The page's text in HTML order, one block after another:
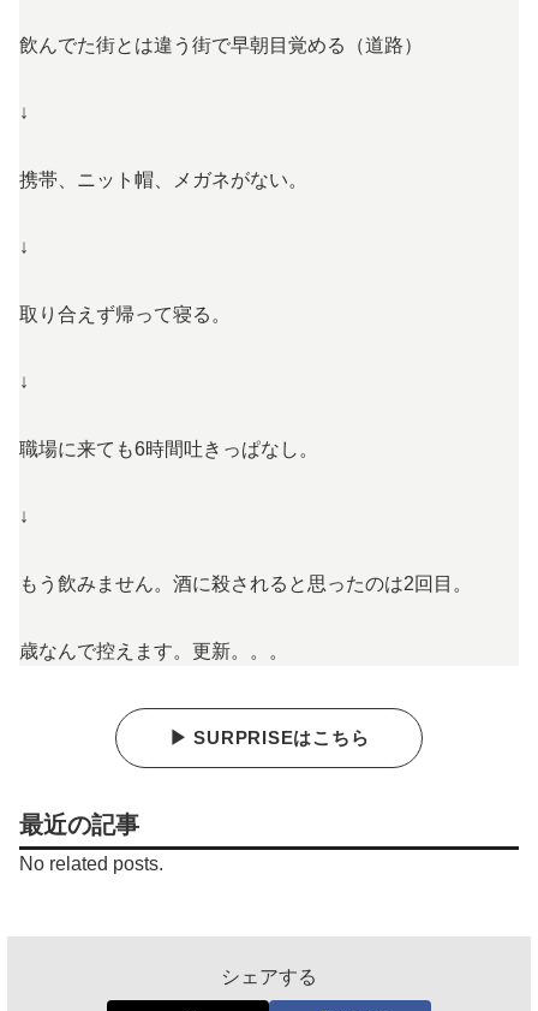
飲んでた街とは違う街で早朝目覚める（道路）
↓
携帯、ニット帽、メガネがない。
↓
取り合えず帰って寝る。
↓
職場に来ても6時間吐きっぱなし。
↓
もう飲みません。酒に殺されると思ったのは2回目。
歳なんで控えます。更新。。。
▶ SURPRISEはこちら
最近の記事
No related posts.
シェアする